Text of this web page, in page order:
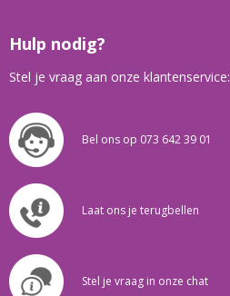
Hulp nodig?
Stel je vraag aan onze klantenservice:
Bel ons op 073 642 39 01
Laat ons je terugbellen
Stel je vraag in onze chat